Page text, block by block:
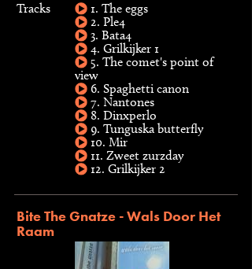
Tracks
1. The eggs
2. Ple4
3. Bata4
4. Grilkijker 1
5. The comet's point of
view
6. Spaghetti canon
7. Nantones
8. Dinxperlo
9. Tunguska butterfly
10. Mir
11. Zweet zurzday
12. Grilkijker 2
Bite The Gnatze - Wals Door Het
Raam